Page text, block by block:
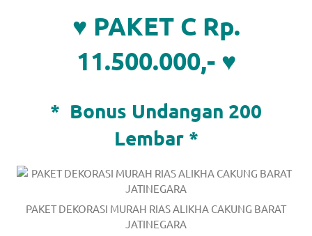
♥ PAKET C Rp.
11.500.000,- ♥
* Bonus Undangan 200
Lembar *
PAKET DEKORASI MURAH RIAS ALIKHA CAKUNG BARAT
JATINEGARA